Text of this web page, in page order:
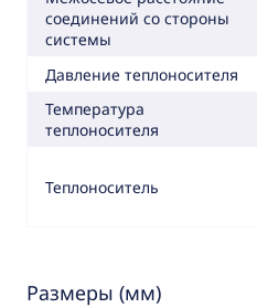
соединений со стороны
системы
Давление теплоносителя
Температура
теплоносителя
Теплоноситель
Размеры (мм)